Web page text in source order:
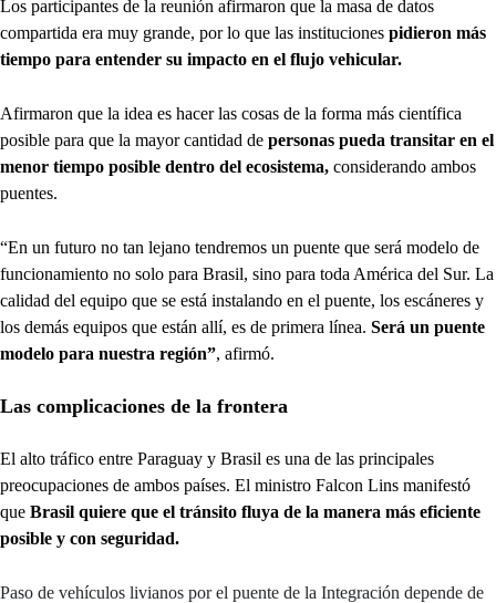
Los participantes de la reunión afirmaron que la masa de datos
compartida era muy grande, por lo que las instituciones pidieron más
tiempo para entender su impacto en el flujo vehicular.
Afirmaron que la idea es hacer las cosas de la forma más científica
posible para que la mayor cantidad de personas pueda transitar en el
menor tiempo posible dentro del ecosistema, considerando ambos
puentes.
“En un futuro no tan lejano tendremos un puente que será modelo de
funcionamiento no solo para Brasil, sino para toda América del Sur. La
calidad del equipo que se está instalando en el puente, los escáneres y
los demás equipos que están allí, es de primera línea. Será un puente
modelo para nuestra región”, afirmó.
Las complicaciones de la frontera
El alto tráfico entre Paraguay y Brasil es una de las principales
preocupaciones de ambos países. El ministro Falcon Lins manifestó
que Brasil quiere que el tránsito fluya de la manera más eficiente
posible y con seguridad.
Paso de vehículos livianos por el puente de la Integración depende de